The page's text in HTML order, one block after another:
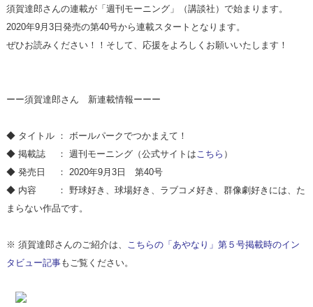
須賀達郎さんの連載が「週刊モーニング」（講談社）で始まります。
2020年9月3日発売の第40号から連載スタートとなります。
ぜひお読みください！！そして、 応援をよろしくお願いいたします！
ーー須賀達郎さん 新連載情報ーーー
◆ タイトル ： ボールパークでつかまえて！
◆ 掲載誌 ： 週刊モーニング（公式サイトは こちら ）
◆ 発売日 ： 2020年9月3日 第40号
◆ 内容 ： 野球好き、球場好き、ラブコメ好き、群像劇好きには、た
まらない作品です。
※ 須賀達郎さんのご紹介は、
こちらの「あやなり」第５号掲載時のイン
タビュー記事もご覧ください。